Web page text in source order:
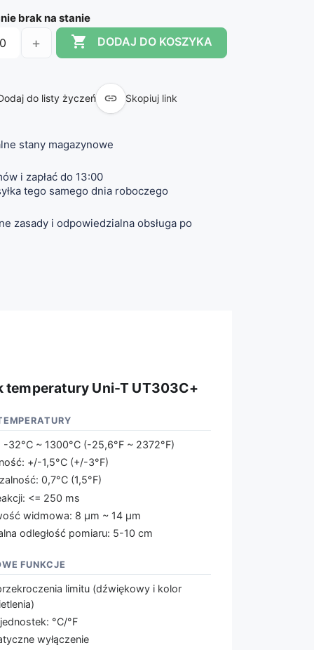
brak na stanie
+  DODAJ DO KOSZYKA
do listy życzeń  Skopiuj link
stany magazynowe
i zapłać do 13:00
tego samego dnia roboczego
zasady i odpowiedzialna obsługa po
temperatury Uni-T UT303C+
-32°C ~ 1300°C (-25,6°F ~ 2372°F)
+/-1,5°C (+/-3°F)
0,7°C (1,5°F)
<= 250 ms
widmowa: 8 µm ~ 14 µm
odległość pomiaru: 5-10 cm
FUNKCJE
limitu (dźwiękowy i kolor
°C/°F
wyłączenie